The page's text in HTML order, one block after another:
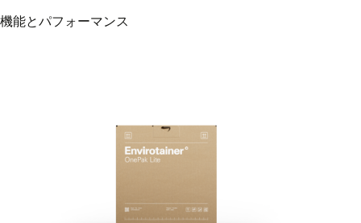
機能とパフォーマンス